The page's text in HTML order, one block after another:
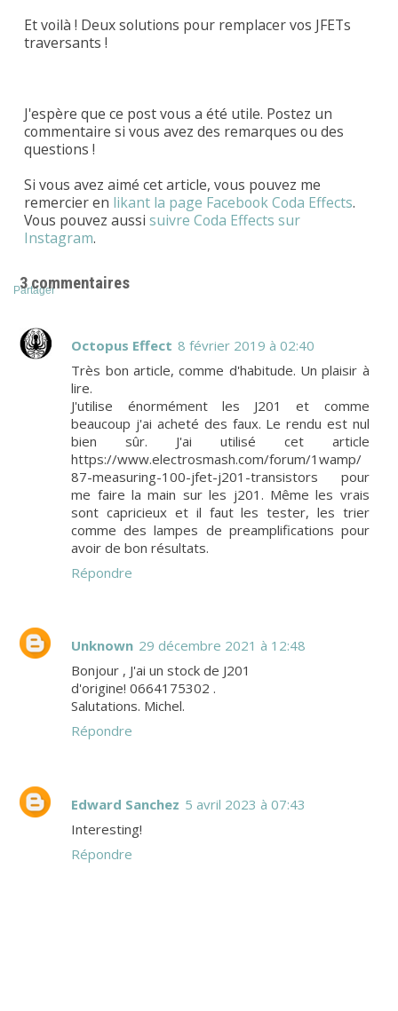
Et voilà ! Deux solutions pour remplacer vos JFETs
traversants !
J'espère que ce post vous a été utile. Postez un
commentaire si vous avez des remarques ou des
questions !
Si vous avez aimé cet article, vous pouvez me
remercier en likant la page Facebook Coda Effects.
Vous pouvez aussi suivre Coda Effects sur
Instagram.
Partager
3 commentaires
Octopus Effect 8 février 2019 à 02:40
Très bon article, comme d'habitude. Un plaisir à
lire.
J'utilise énormément les J201 et comme
beaucoup j'ai acheté des faux. Le rendu est nul
bien sûr. J'ai utilisé cet article
https://www.electrosmash.com/forum/1wamp/
87-measuring-100-jfet-j201-transistors pour
me faire la main sur les j201. Même les vrais
sont capricieux et il faut les tester, les trier
comme des lampes de preamplifications pour
avoir de bon résultats.
Répondre
Unknown 29 décembre 2021 à 12:48
Bonjour , J'ai un stock de J201
d'origine! 0664175302 .
Salutations. Michel.
Répondre
Edward Sanchez 5 avril 2023 à 07:43
Interesting!
Répondre